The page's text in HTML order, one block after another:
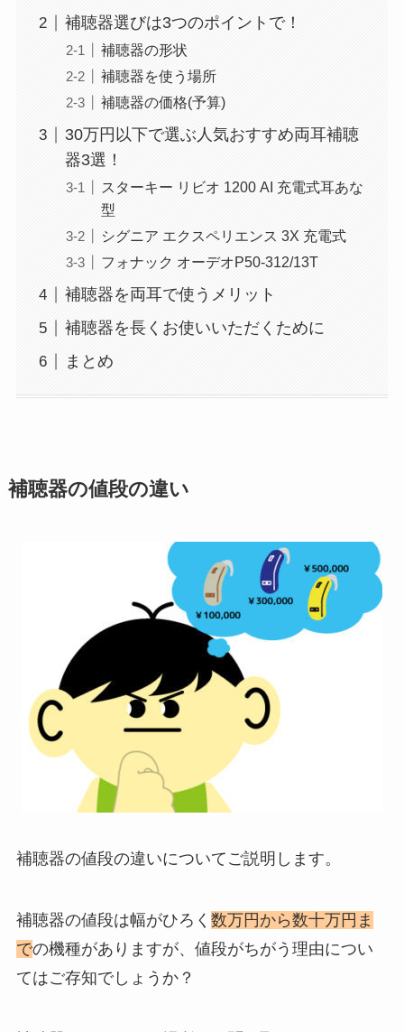
補聴器選びは3つのポイントで！
補聴器の形状
補聴器を使う場所
補聴器の価格(予算)
30万円以下で選ぶ人気おすすめ両耳補聴
器3選！
スターキー リビオ 1200 AI 充電式耳あな
型
シグニア エクスペリエンス 3X 充電式
フォナック オーデオP50-312/13T
補聴器を両耳で使うメリット
補聴器を長くお使いいただくために
まとめ
補聴器の値段の違い
補聴器の値段の違いについてご説明します。
補聴器の値段は幅がひろく 数万円から数十万円ま
での機種がありますが、値段がちがう理由につい
てはご存知でしょうか？